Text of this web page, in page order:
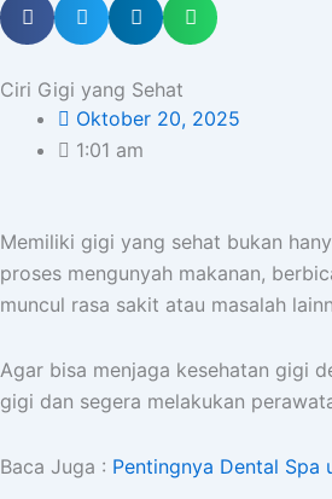
Ciri Gigi yang Sehat
Oktober 20, 2025
1:01 am
Memiliki gigi yang sehat bukan
proses mengunyah makanan,
muncul rasa sakit atau masalah
Agar bisa menjaga kesehatan gigi
gigi dan segera melakukan
Baca Juga : Pentingnya Dental Spa